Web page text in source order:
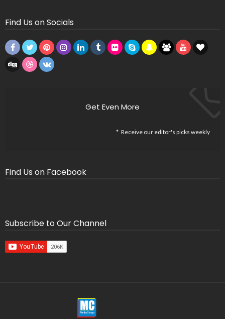
Find Us on Socials
Get Even More
Receive our editor's picks weekly
Find Us on Facebook
Subscribe to Our Channel